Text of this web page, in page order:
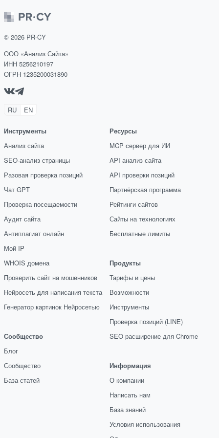
© 2026 PR-CY
ООО «Анализ Сайта»
ИНН 5256210197
ОГРН 1235200031890
RU EN
Инструменты
Анализ сайта
SEO-анализ страницы
Разовая проверка позиций
Чат GPT
Проверка посещаемости
Аудит сайта
Антиплагиат онлайн
Мой IP
WHOIS домена
Проверить сайт на мошенников
Нейросеть для написания текста
Генератор картинок Нейросетью
Сообщество
Блог
Сообщество
База статей
Ресурсы
MCP сервер для ИИ
API анализ сайта
API проверки позиций
Партнёрская программа
Рейтинги сайтов
Сайты на технологиях
Бесплатные лимиты
Продукты
Тарифы и цены
Возможности
Инструменты
Проверка позиций (LINE)
SEO расширение для Chrome
Информация
О компании
Написать нам
База знаний
Условия использования